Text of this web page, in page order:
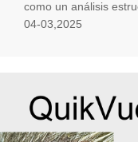
como un análisis
04-03,2025